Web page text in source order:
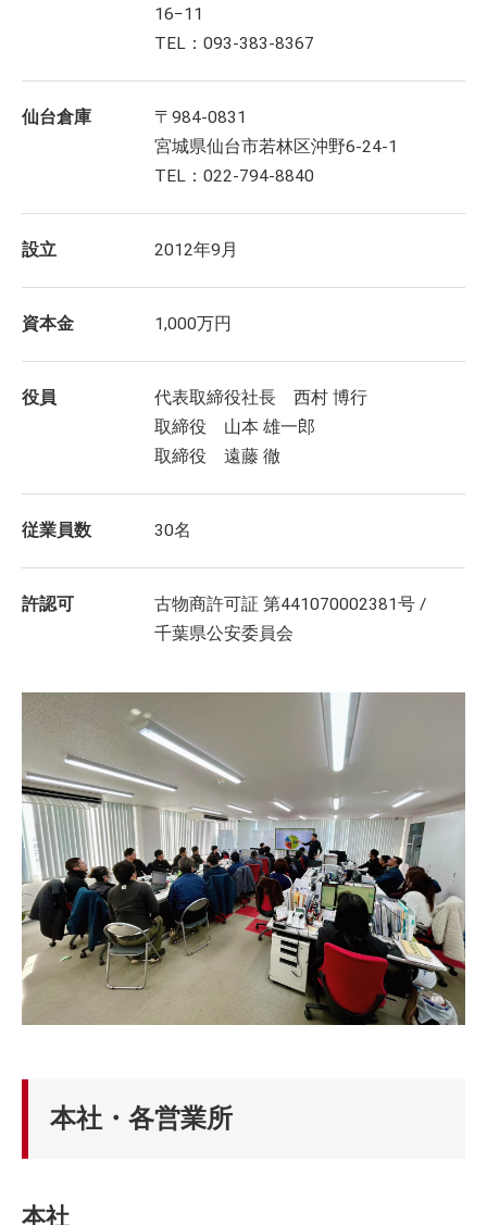
16−11
TEL：093-383-8367
仙台倉庫
〒984-0831
宮城県仙台市若林区沖野6-24-1
TEL：022-794-8840
設立 2012年9月
資本金 1,000万円
役員
代表取締役社長 西村 博行
取締役 山本 雄一郎
取締役 遠藤 徹
従業員数 30名
許認可
古物商許可証 第441070002381号 /
千葉県公安委員会
本社・各営業所
本社